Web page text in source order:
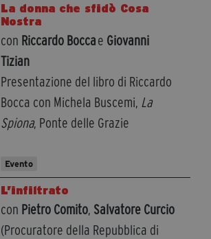
La donna che sfidò Cosa
Nostra
con Riccardo Boccae Giovanni
Tizian
Presentazione del libro di Riccardo
Bocca con Michela Buscemi, La
Spiona, Ponte delle Grazie
Evento
L’infiltrato
con Pietro Comito, Salvatore Curcio
(Procuratore della Repubblica di